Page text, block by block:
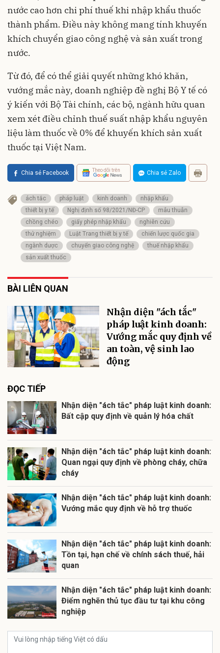
nước cao hơn chi phí thuế khi nhập khẩu thuốc
thành phẩm. Điều này không mang tính khuyến
khích chuyển giao công nghệ và sản xuất trong
nước.
Từ đó, để có thể giải quyết những khó khăn,
vướng mắc này, doanh nghiệp đề nghị Bộ Y tế có
ý kiến với Bộ Tài chính, các bộ, ngành hữu quan
xem xét điều chỉnh thuế suất nhập khẩu nguyên
liệu làm thuốc về 0% để khuyến khích sản xuất
thuốc tại Việt Nam.
Chia sẻ Facebook Theo dõi trên Chia sẻ Zalo
ách tắc pháp luật kinh doanh
nhập khẩu
thiết bị y tế
Nghị định số 98/2021/NĐ-CP
mâu thuẫn
chồng chéo
giấy phép nhập khẩu
nghiên cứu
thử nghiệm
Luật Trang thiết bị y tế
chiến lược quốc gia
ngành dược
chuyển giao công nghệ
thuế nhập khẩu
sản xuất thuốc
BÀI LIÊN QUAN
Nhận diện "ách tắc"
pháp luật kinh doanh:
Vướng mắc quy định về
an toàn, vệ sinh lao
động
ĐỌC TIẾP
Nhận diện "ách tắc" pháp luật kinh doanh:
Bất cập quy định về quản lý hóa chất
Nhận diện "ách tắc" pháp luật kinh doanh:
Quan ngại quy định về phòng cháy, chữa
cháy
Nhận diện "ách tắc" pháp luật kinh doanh:
Vướng mắc quy định về hỗ trợ thuốc
Nhận diện "ách tắc" pháp luật kinh doanh:
Tồn tại, hạn chế về chính sách thuế, hải
quan
Nhận diện "ách tắc" pháp luật kinh doanh:
Điểm nghẽn thủ tục đầu tư tại khu công
nghiệp